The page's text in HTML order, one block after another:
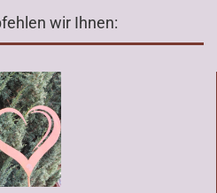
wir Ihnen: